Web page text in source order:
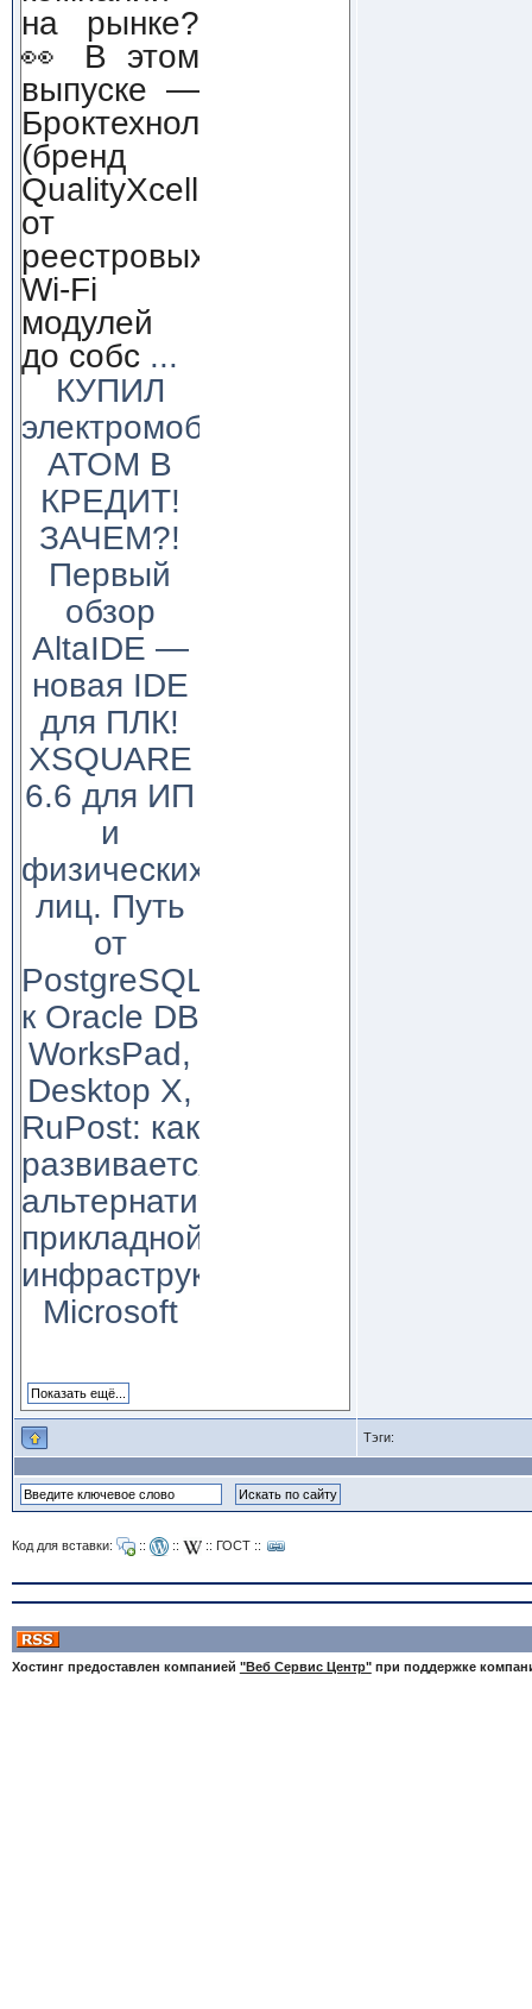
на рынке?
👀 В этом
выпуске —
Броктехнолоджи
(бренд
QualityXcellence):
от
реестровых
Wi-Fi
модулей
до собс ...
КУПИЛ
электромобиль
АТОМ В
КРЕДИТ!
ЗАЧЕМ?!
Первый
обзор
AltaIDE —
новая IDE
для ПЛК!
XSQUARE
6.6 для ИП
и
физических
лиц. Путь
от
PostgreSQL
к Oracle DB
WorksPad,
Desktop X,
RuPost: как
развивается
альтернатива
прикладной
инфраструктуре
Microsoft
Тэги:
Код для вставки: :: :: :: ГОСТ::
Хостинг предоставлен компанией "Веб Сервис Центр"при поддержке